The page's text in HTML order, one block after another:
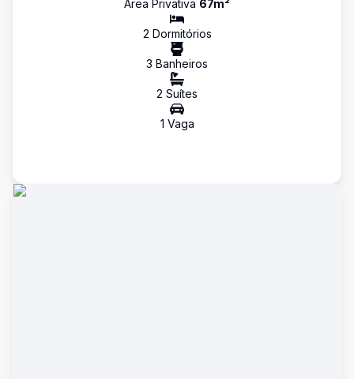
Área Privativa 67m²
2 Dormitórios
3 Banheiros
2 Suítes
1 Vaga